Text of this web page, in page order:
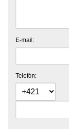
E-mail:
Telefón: